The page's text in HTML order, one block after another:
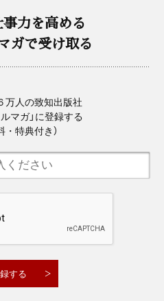
力を高める
ガで受け取る
万人の致知出版社
マガ」に登録する
・特典付き）